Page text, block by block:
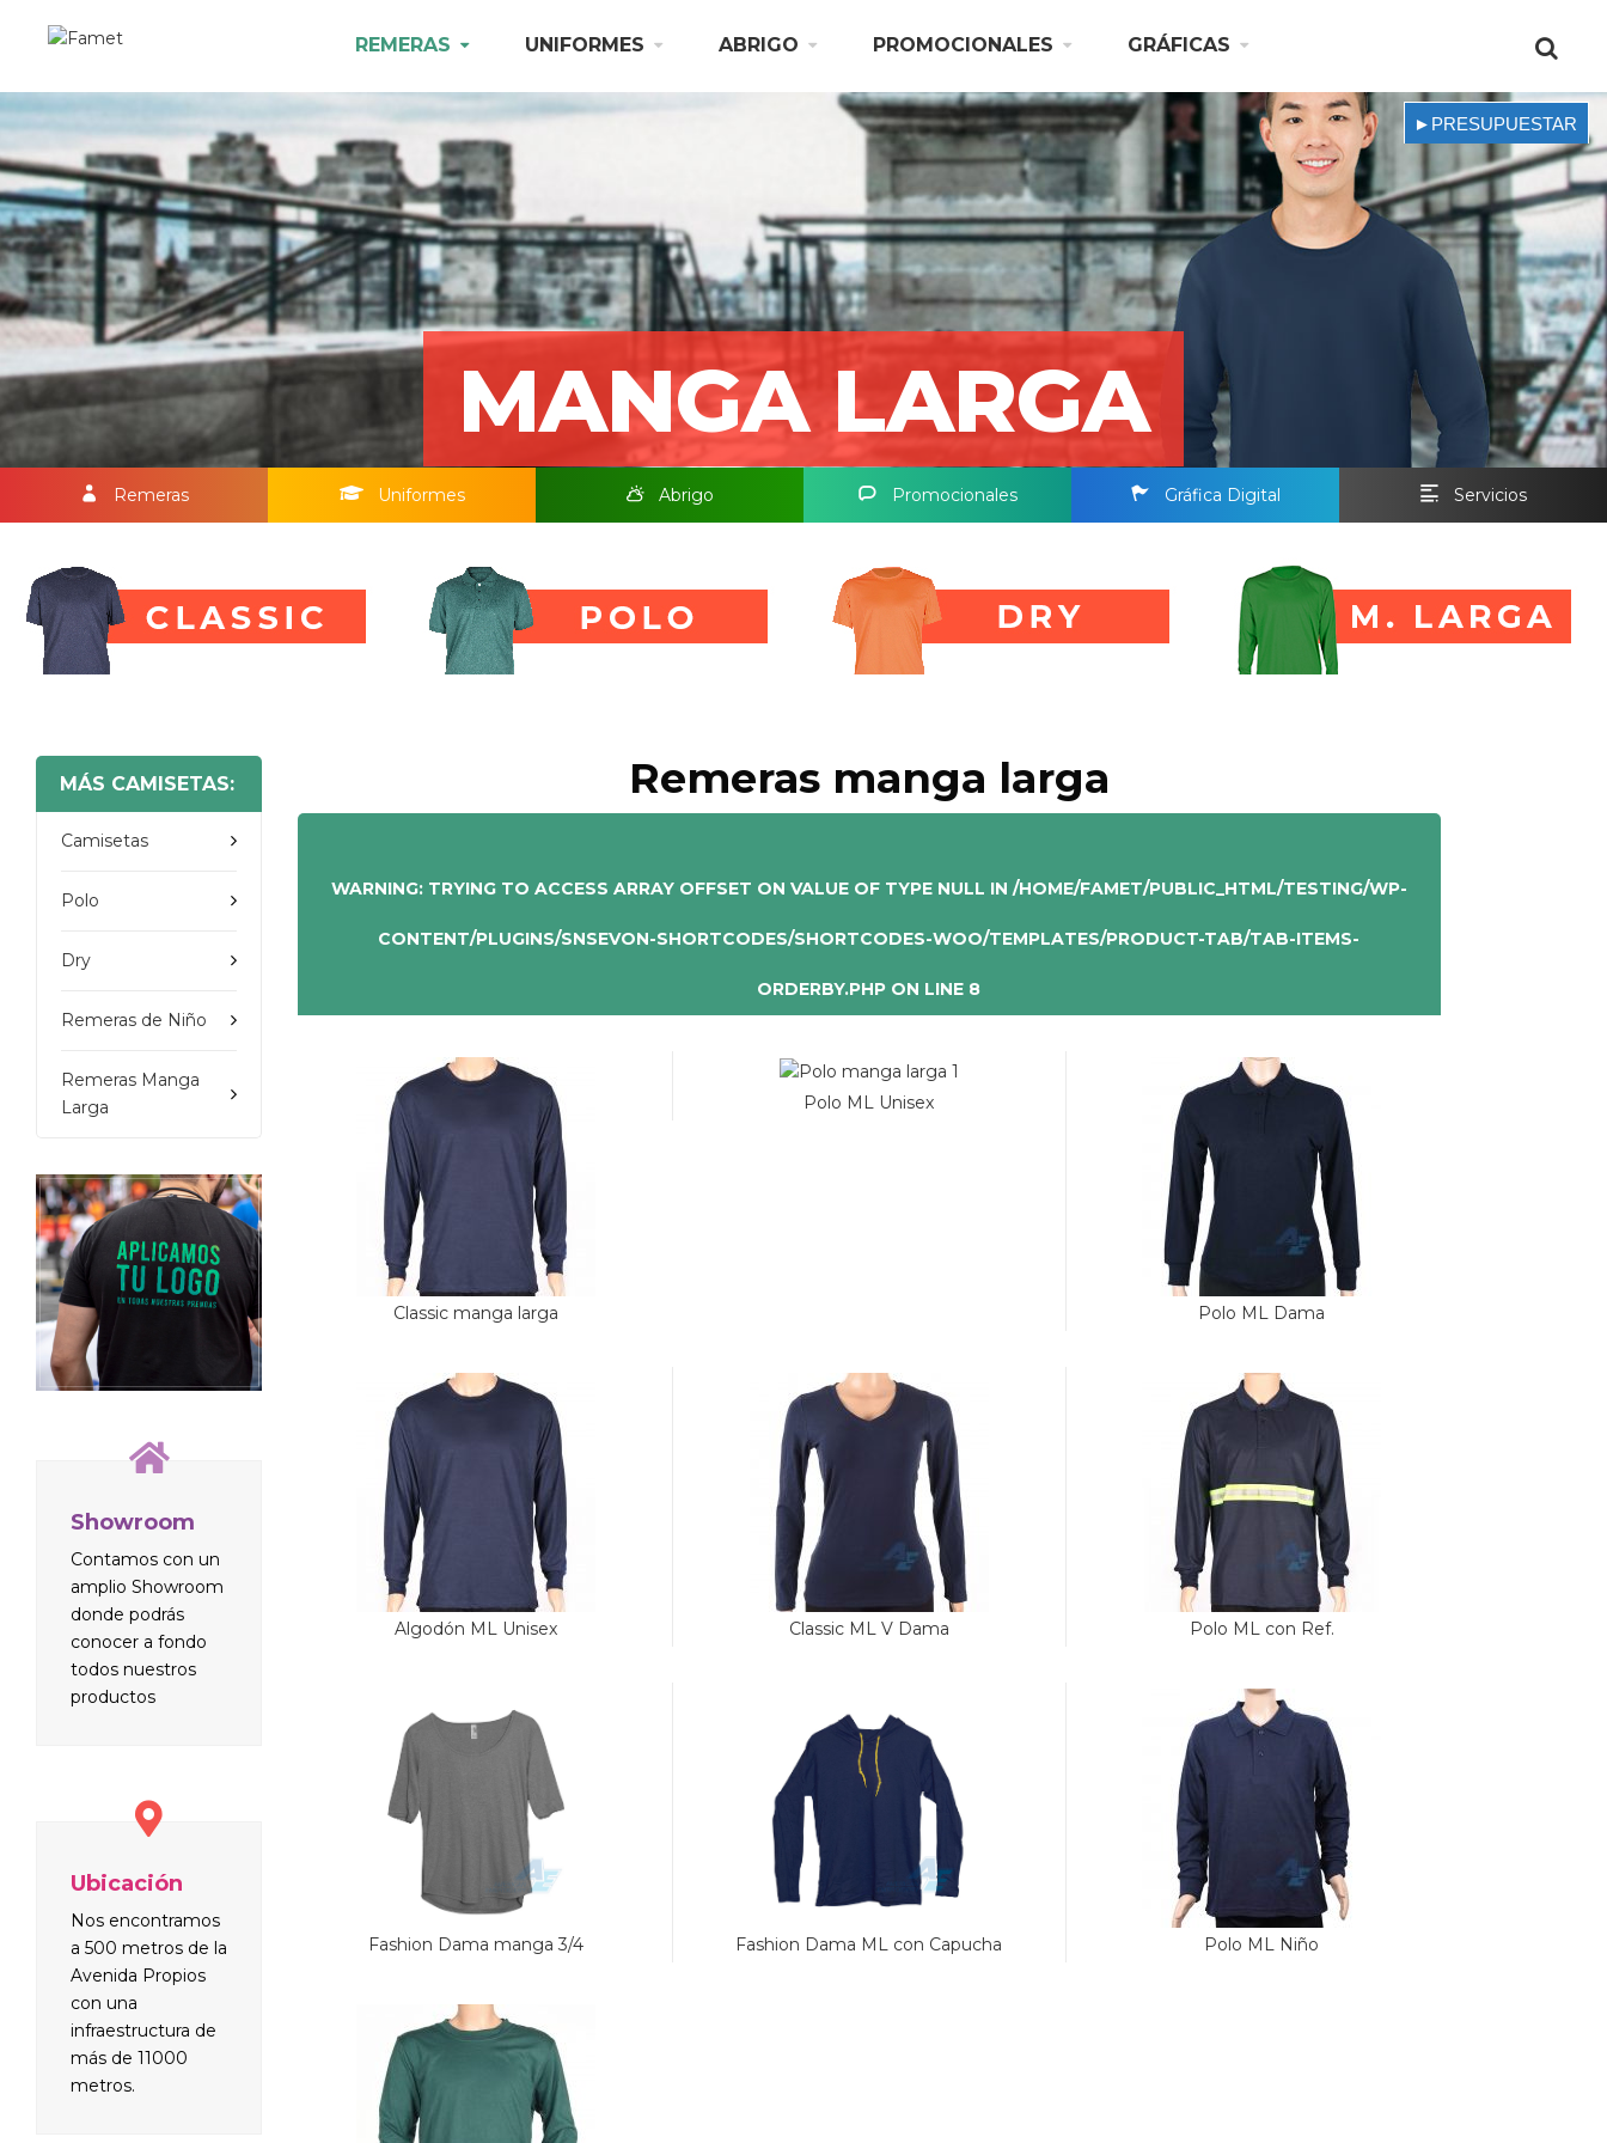
REMERAS UNIFORMES ABRIGO PROMOCIONALES GRÁFICAS
MANGA LARGA
Remeras Uniformes Abrigo Promocionales Gráfica Digital Servicios
MÁS CAMISETAS:
Camisetas
Polo
Dry
Remeras de Niño
Remeras Manga
Larga
Showroom
Contamos con un
amplio Showroom
donde podrás
conocer a fondo
todos nuestros
productos
Ubicación
Nos encontramos
a 500 metros de la
Avenida Propios
con una
infraestructura de
más de 11000
metros.
Remeras manga larga
WARNING: TRYING TO ACCESS ARRAY OFFSET ON VALUE OF TYPE NULL IN /HOME/FAMET/PUBLIC_HTML/TESTING/WP-
CONTENT/PLUGINS/SNSEVON-SHORTCODES/SHORTCODES-WOO/TEMPLATES/PRODUCT-TAB/TAB-ITEMS-
ORDERBY.PHP ON LINE 8
Classic manga larga
Polo ML Unisex
Polo ML Dama
Algodón ML Unisex Classic ML V Dama Polo ML con Ref.
Fashion Dama manga 3/4 Fashion Dama ML con Capucha Polo ML Niño
►PRESUPUESTAR